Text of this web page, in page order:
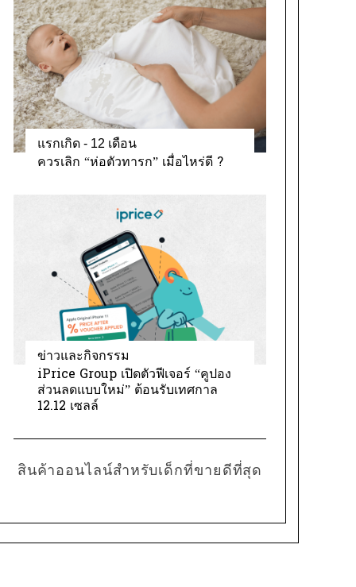
แรกเกิด - 12 เดือน
ควรเลิก “ห่อตัวทารก” เมื่อไหร่ดี ?
ข่าวและกิจกรรม
iPrice Group เปิดตัวฟีเจอร์ “คูปอง
ส่วนลดแบบใหม่” ต้อนรับเทศกาล
12.12 เซลล์
สินค้าออนไลน์สำหรับเด็กที่ขายดีที่สุด